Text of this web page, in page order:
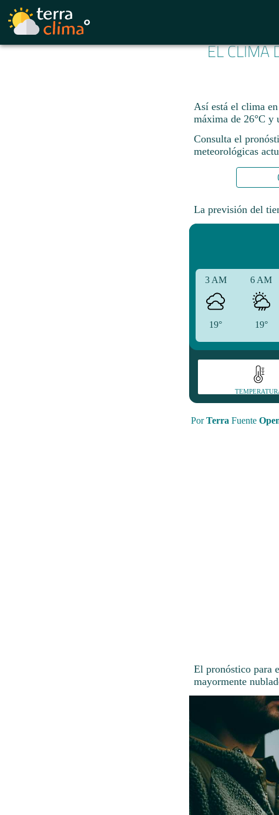
EL CLIMA
Así está el clima
máxima de 26°C y
Consulta el
meteorológicas
La previsión del
3 AM
19°
6 AM
19°
PorTerra Fuente
El pronóstico para
mayormente